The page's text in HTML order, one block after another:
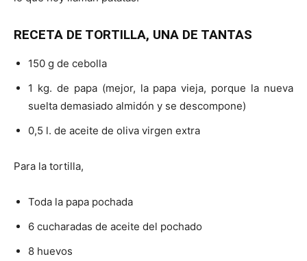
RECETA DE TORTILLA, UNA DE TANTAS
150 g de cebolla
1 kg. de papa (mejor, la papa vieja, porque la nueva
suelta demasiado almidón y se descompone)
0,5 l. de aceite de oliva virgen extra
Para la tortilla,
Toda la papa pochada
6 cucharadas de aceite del pochado
8 huevos